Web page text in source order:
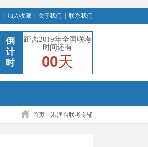
加入收藏 关于我们 联系我们
倒
计
时
距离2019年全国联考
时间还有
00天
首页 > 港澳台联考专辅